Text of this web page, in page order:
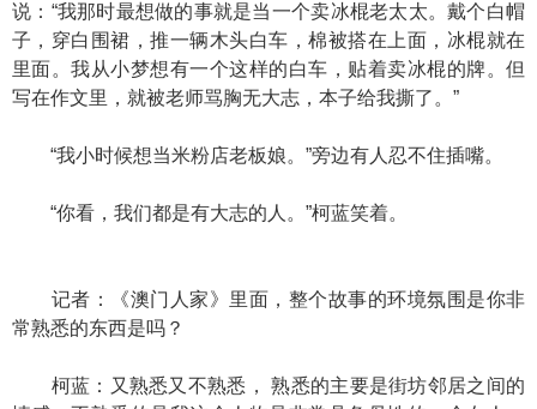
说：“我那时最想做的事就是当一个卖冰棍老太太。戴个白帽
子，穿白围裙，推一辆木头白车，棉被搭在上面，冰棍就在
里面。我从小梦想有一个这样的白车，贴着卖冰棍的牌。但
写在作文里，就被老师骂胸无大志，本子给我撕了。”
“我小时候想当米粉店老板娘。”旁边有人忍不住插嘴。
“你看，我们都是有大志的人。”柯蓝笑着。
记者：《澳门人家》里面，整个故事的环境氛围是你非
常熟悉的东西是吗？
柯蓝：又熟悉又不熟悉， 熟悉的主要是街坊邻居之间的